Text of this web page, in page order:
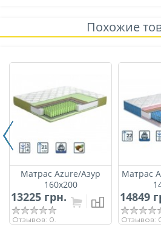
Похожие
Матрас Azure/Азур
160х200
13225 грн.
Отзывов: 0.
Матрас
14849
Отзывов: